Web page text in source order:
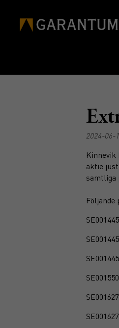
2024-06-
Kinnevik
aktie
samtliga
Följande